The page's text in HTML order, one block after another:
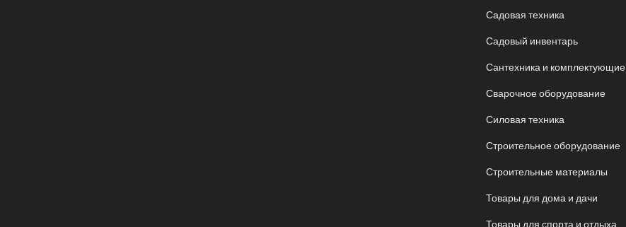
Садовая техника
Садовый инвентарь
Сантехника и комплектующие
Сварочное оборудование
Силовая техника
Строительное оборудование
Строительные материалы
Товары для дома и дачи
Товары для спорта и отдыха